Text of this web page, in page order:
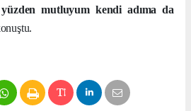
mutluyum kendi adıma da